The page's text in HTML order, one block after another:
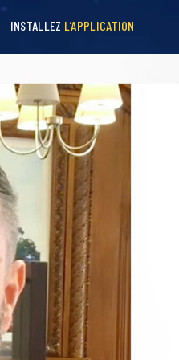
INSTALLEZ L’APPLICATION